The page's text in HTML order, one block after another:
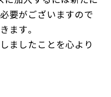
要がございますので
ます。
ましたことを心より